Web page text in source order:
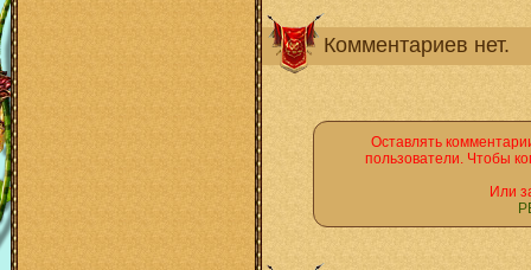
Комментариев нет.
Оставлять
пользователи. Чтобы
Или